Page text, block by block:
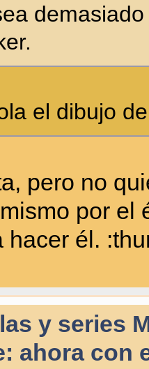
el dibujo
pero no
por el
hacer él.
y series
ahora con